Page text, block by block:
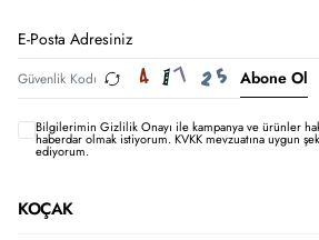
Abone Ol
Bilgilerimin Gizlilik Onayı ile kampanya ve ürünler
haberdar olmak istiyorum.KVKK mevzuatına uygun
ediyorum.
KOÇAK